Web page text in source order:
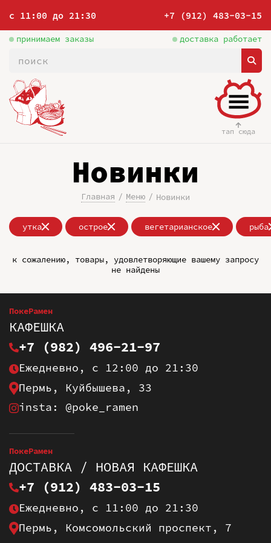
с 11:00 до 21:30 +7 (912) 483-03-15
принимаем заказы доставка работает
тап сюда
Новинки
Главная Меню Новинки
утка острое вегетарианское рыба
к сожалению, товары, удовлетворяющие вашему запросу
не найдены
ПокеРамен
КАФЕШКА
+7 (982) 496-21-97
Ежедневно, с 12:00 до 21:30
Пермь, Куйбышева, 33
insta: @poke_ramen
ПокеРамен
ДОСТАВКА / НОВАЯ КАФЕШКА
+7 (912) 483-03-15
Ежедневно, с 11:00 до 21:30
Пермь, Комсомольский проспект, 7